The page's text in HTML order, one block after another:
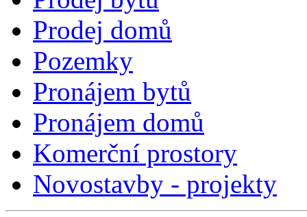
Prodej domů
Pozemky
Pronájem bytů
Pronájem domů
Komerční prostory
Novostavby - projekty